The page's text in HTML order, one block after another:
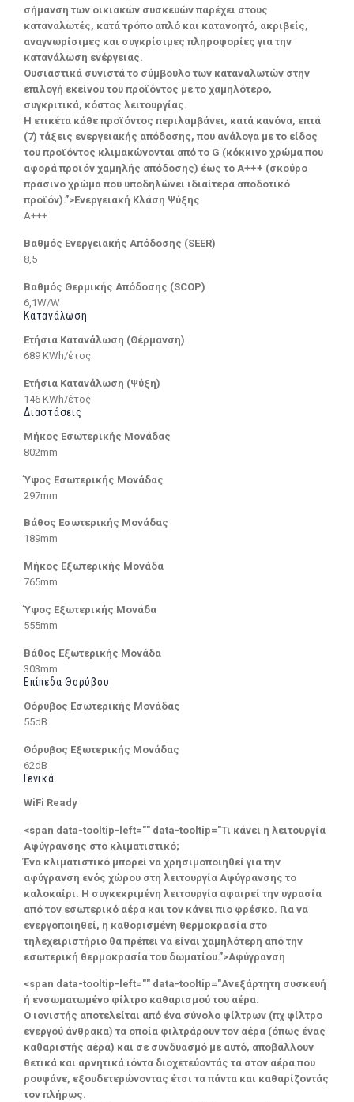
σήμανση των οικιακών συσκευών παρέχει στους
καταναλωτές, κατά τρόπο απλό και κατανοητό, ακριβείς,
αναγνωρίσιμες και συγκρίσιμες πληροφορίες για την
κατανάλωση ενέργειας.
Ουσιαστικά συνιστά το σύμβουλο των καταναλωτών στην
επιλογή εκείνου του προϊόντος με το χαμηλότερο,
συγκριτικά, κόστος λειτουργίας.
Η ετικέτα κάθε προϊόντος περιλαμβάνει, κατά κανόνα, επτά
(7) τάξεις ενεργειακής απόδοσης, που ανάλογα με το είδος
του προϊόντος κλιμακώνονται από το G (κόκκινο χρώμα που
αφορά προϊόν χαμηλής απόδοσης) έως το Α+++ (σκούρο
πράσινο χρώμα που υποδηλώνει ιδιαίτερα αποδοτικό
προϊόν).”>Ενεργειακή Κλάση Ψύξης
A+++
Βαθμός Ενεργειακής Απόδοσης (SEER)
8,5
Βαθμός Θερμικής Απόδοσης (SCOP)
6,1W/W
Κατανάλωση
Ετήσια Κατανάλωση (Θέρμανση)
689 KWh/έτος
Ετήσια Κατανάλωση (Ψύξη)
146 KWh/έτος
Διαστάσεις
Μήκος Εσωτερικής Μονάδας
802mm
Ύψος Εσωτερικής Μονάδας
297mm
Βάθος Εσωτερικής Μονάδας
189mm
Μήκος Εξωτερικής Μονάδα
765mm
Ύψος Εξωτερικής Μονάδα
555mm
Βάθος Εξωτερικής Μονάδα
303mm
Επίπεδα Θορύβου
Θόρυβος Εσωτερικής Μονάδας
55dB
Θόρυβος Εξωτερικής Μονάδας
62dB
Γενικά
WiFi Ready
<span data-tooltip-left="" data-tooltip="Τι κάνει η λειτουργία
Αφύγρανσης στο κλιματιστικό;
Ένα κλιματιστικό μπορεί να χρησιμοποιηθεί για την
αφύγρανση ενός χώρου στη λειτουργία Αφύγρανσης το
καλοκαίρι. Η συγκεκριμένη λειτουργία αφαιρεί την υγρασία
από τον εσωτερικό αέρα και τον κάνει πιο φρέσκο. Για να
ενεργοποιηθεί, η καθορισμένη θερμοκρασία στο
τηλεχειριστήριο θα πρέπει να είναι χαμηλότερη από την
εσωτερική θερμοκρασία του δωματίου.”>Αφύγρανση
<span data-tooltip-left="" data-tooltip="Ανεξάρτητη συσκευή
ή ενσωματωμένο φίλτρο καθαρισμού του αέρα.
Ο ιονιστής αποτελείται από ένα σύνολο φίλτρων (πχ φίλτρο
ενεργού άνθρακα) τα οποία φιλτράρουν τον αέρα (όπως ένας
καθαριστής αέρα) και σε συνδυασμό με αυτό, αποβάλλουν
θετικά και αρνητικά ιόντα διοχετεύοντάς τα στον αέρα που
ρουφάνε, εξουδετερώνοντας έτσι τα πάντα και καθαρίζοντάς
τον πλήρως.